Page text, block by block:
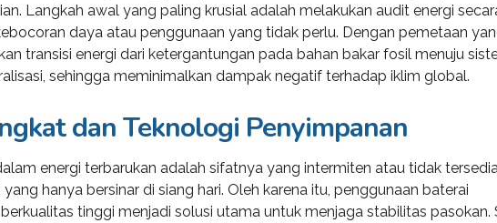
Langkah awal yang paling krusial adalah melakukan audit energi
daya atau penggunaan yang tidak perlu. Dengan pemetaan
transisi energi dari ketergantungan pada bahan bakar fosil menuju
sehingga meminimalkan dampak negatif terhadap iklim global.
dan Teknologi Penyimpanan
energi terbarukan adalah sifatnya yang intermiten atau tidak
hanya bersinar di siang hari. Oleh karena itu, penggunaan baterai
tinggi menjadi solusi utama untuk menjaga stabilitas pasokan.